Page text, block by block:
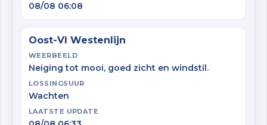
08/08 06:08
Oost-Vl Westenlijn
WEERBEELD
Neiging tot mooi, goed zicht en windstil.
LOSSINGSUUR
Wachten
LAATSTE UPDATE